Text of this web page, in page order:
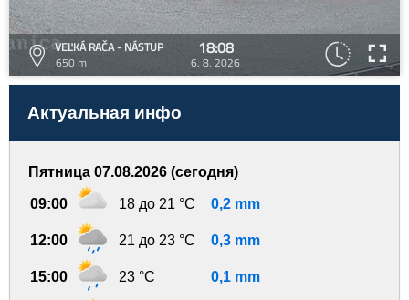
VEĽKÁ RAČA - NÁSTUP
650 m
18:08
6. 8. 2026
Актуальная инфо
Пятница 07.08.2026 (сегодня)
09:00 18 до 21 °C 0,2 mm
12:00 21 до 23 °C 0,3 mm
15:00 23 °C 0,1 mm